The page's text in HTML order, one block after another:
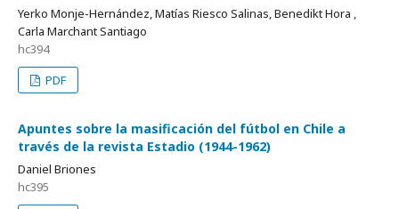
Yerko Monje-Hernández, Matías Riesco Salinas, Benedikt Hora ,
Carla Marchant Santiago
hc394
PDF
Apuntes sobre la masificación del fútbol en Chile a
través de la revista Estadio (1944-1962)
Daniel Briones
hc395